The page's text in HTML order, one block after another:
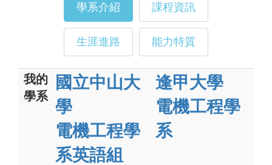
學系介紹 課程資訊
生涯進路 能力特質
我的
學系
國立中山大
學
電機工程學
系英語組
逢甲大學
電機工程學
系